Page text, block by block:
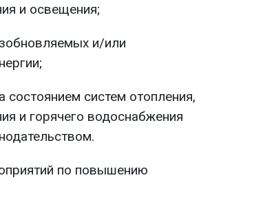
и освещения;
и/или
систем отопления,
и горячего водоснабжения
по повышению